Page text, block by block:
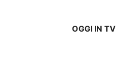
OGGI IN TV